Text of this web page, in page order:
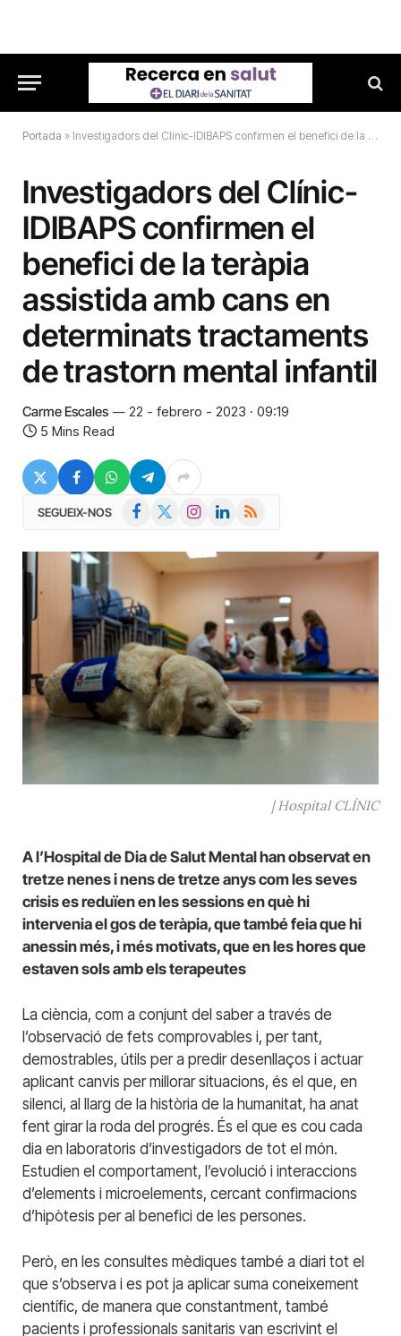
Portada » Investigadors del Clínic-IDIBAPS confirmen el benefici de la teràpia assistida amb cans en determinats tractaments de trastorn mental infantil
Investigadors del Clínic-
IDIBAPS confirmen el
benefici de la teràpia
assistida amb cans en
determinats tractaments
de trastorn mental infantil
Carme Escales
22 - febrero - 2023 · 09:19
5 Mins Read
SEGUEIX-NOS Facebook InstagramLinkedIn
RSS
| Hospital CLÍNIC
A l’Hospital de Dia de Salut Mental han observat en
tretze nenes i nens de tretze anys com les seves
crisis es reduïen en les sessions en què hi
intervenia el gos de teràpia, que també feia que hi
anessin més, i més motivats, que en les hores que
estaven sols amb els terapeutes
La ciència, com a conjunt del saber a través de
l’observació de fets comprovables i, per tant,
demostrables, útils per a predir desenllaços i actuar
aplicant canvis per millorar situacions, és el que, en
silenci, al llarg de la història de la humanitat, ha anat
fent girar la roda del progrés. És el que es cou cada
dia en laboratoris d’investigadors de tot el món.
Estudien el comportament, l’evolució i interaccions
d’elements i microelements, cercant confirmacions
d’hipòtesis per al benefici de les persones.
Però, en les consultes mèdiques també a diari tot el
que s’observa i es pot ja aplicar suma coneixement
científic, de manera que constantment, també
pacients i professionals sanitaris van escrivint el